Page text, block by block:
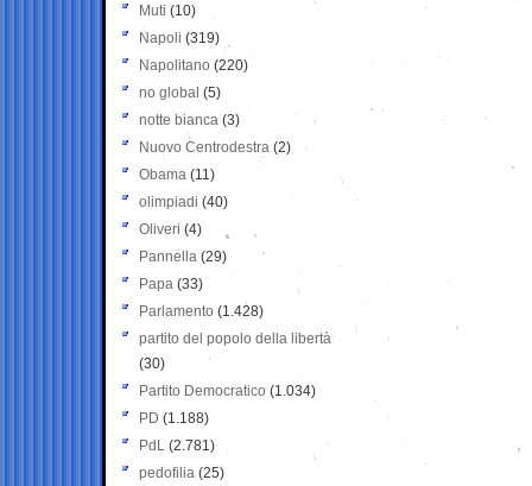
Muti (10)
Napoli (319)
Napolitano (220)
no global (5)
notte bianca (3)
Nuovo Centrodestra (2)
Obama (11)
olimpiadi (40)
Oliveri (4)
Pannella (29)
Papa (33)
Parlamento (1.428)
partito del popolo della libertà
(30)
Partito Democratico (1.034)
PD (1.188)
PdL (2.781)
pedofilia (25)